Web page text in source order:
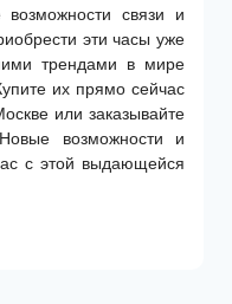
возможности связи и
эти часы уже
трендами в мире
их прямо сейчас
или заказывайте
возможности и
с этой выдающейся